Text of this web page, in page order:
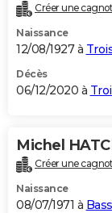
Créer une
Naissance
12/08/1927 à
Décès
06/12/2020 à
Michel
Créer une
Naissance
08/07/1971 à